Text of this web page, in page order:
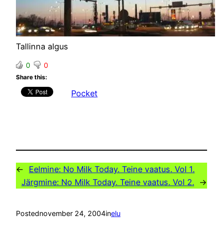
Tallinna algus
0 0
Share this:
Pocket
← Eelmine: No Milk Today. Teine vaatus. Vol 1.
Järgmine: No Milk Today. Teine vaatus. Vol 2. →
Postednovember 24, 2004inelu